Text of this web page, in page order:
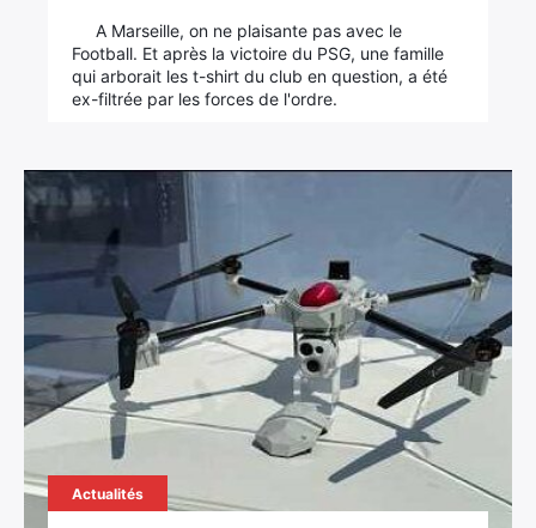
A Marseille, on ne plaisante pas avec le
Football. Et après la victoire du PSG, une famille
qui arborait les t-shirt du club en question, a été
ex-filtrée par les forces de l'ordre.
Actualités